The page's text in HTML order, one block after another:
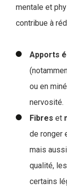
mentale et
contribue à
Apports
ou en
nervosité.
Fibres et
de ronger
mais
qualité,
certains